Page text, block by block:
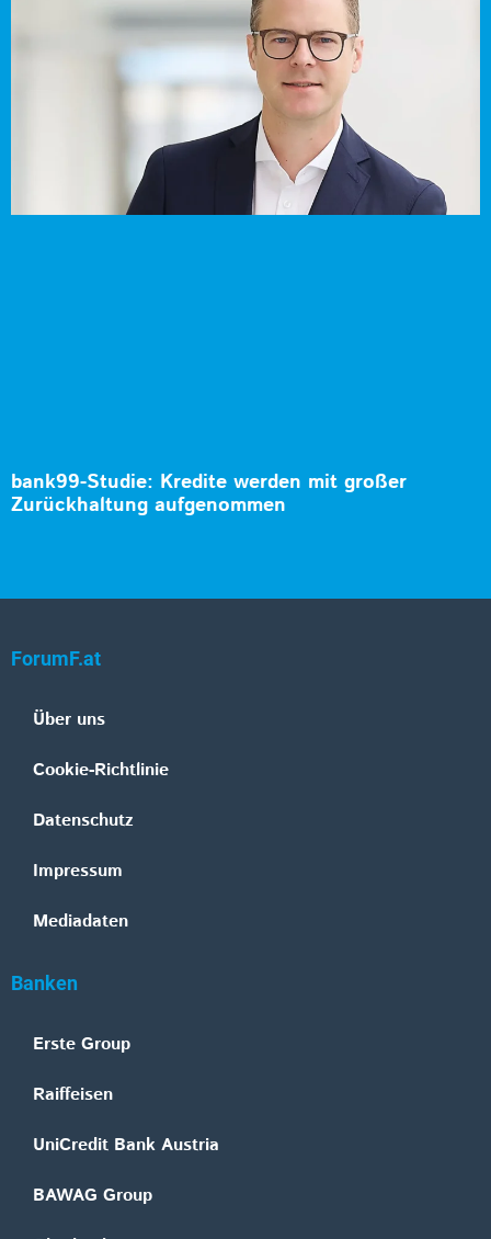
bank99-Studie: Kredite werden mit großer
Zurückhaltung aufgenommen
ForumF.at
Über uns
Cookie-Richtlinie
Datenschutz
Impressum
Mediadaten
Banken
Erste Group
Raiffeisen
UniCredit Bank Austria
BAWAG Group